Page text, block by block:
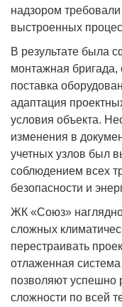
надзором
выстроенных
В результате была
монтажная бригада,
поставка
адаптация
условия объекта.
изменения в
учетных узлов был
соблюдением всех
безопасности и
ЖК «Союз»
сложных
перестраивать
отлаженная
позволяют успешно
сложности по всей